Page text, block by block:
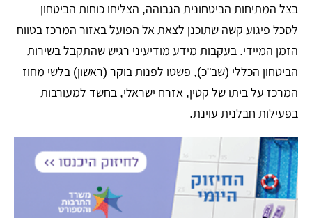
בצל המתיחות הביטחונית הגבוהה, הצליחו כוחות הביטחון
לסכל פיגוע קשה שתוכנן לצאת אל הפועל באזור המרכז בטווח
הזמן המיידי. בעקבות מידע מודיעיני רגיש שהתקבל בשירות
הביטחון הכללי (שב"כ), פשטו לפנות בוקר (ראשון) בלשי מחוז
המרכז על ביתו של קטין, אזרח ישראלי, בחשד למעורבות
בפעילות חבלנית עוינת.